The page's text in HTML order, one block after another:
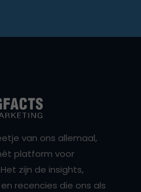
van ons allemaal,
platform voor
zijn de insights,
recencies die ons als